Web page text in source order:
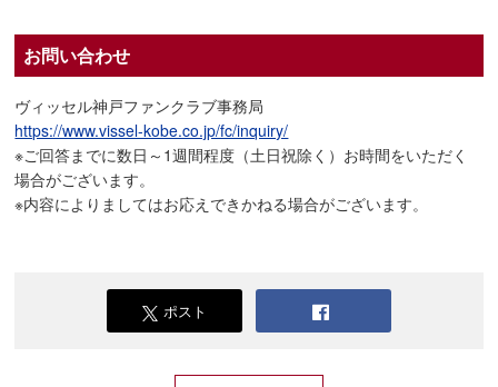
お問い合わせ
ヴィッセル神戸ファンクラブ事務局
https://www.vissel-kobe.co.jp/fc/inquiry/
※ご回答までに数日～1週間程度（土日祝除く）お時間をいただく
場合がございます。
※内容によりましてはお応えできかねる場合がございます。
ポスト